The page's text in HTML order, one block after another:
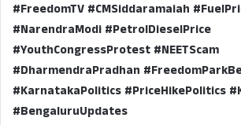
#FreedomTV #CMSiddaramaiah
#NarendraModi #PetrolDieselPrice
#YouthCongressProtest #NEETScam
#DharmendraPradhan
#KarnatakaPolitics #PriceHikePolitics
#BengaluruUpdates